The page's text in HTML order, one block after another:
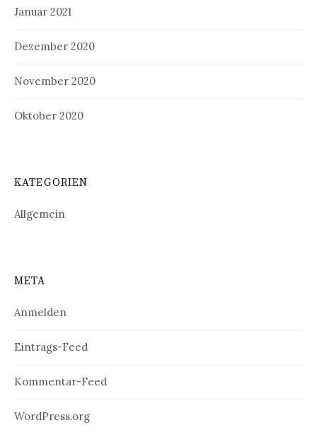
Januar 2021
Dezember 2020
November 2020
Oktober 2020
KATEGORIEN
Allgemein
META
Anmelden
Eintrags-Feed
Kommentar-Feed
WordPress.org